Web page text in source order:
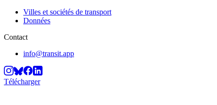
Villes et sociétés de transport
Données
Contact
info@transit.app
Télécharger